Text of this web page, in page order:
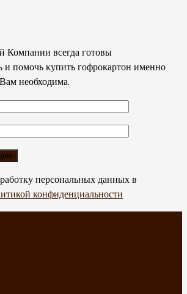
Компании всегда готовы
и помочь купить гофрокартон именно
необходима.
персональных данных в
конфиденциальности